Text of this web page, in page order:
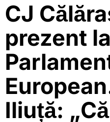
CJ
prezent la
Iliuță: